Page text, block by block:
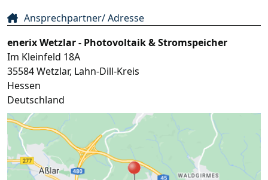
Ansprechpartner/ Adresse
enerix Wetzlar - Photovoltaik & Stromspeicher
Im Kleinfeld 18A
35584Wetzlar, Lahn-Dill-Kreis
Hessen
Deutschland